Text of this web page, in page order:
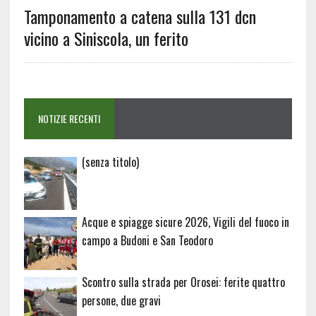
Tamponamento a catena sulla 131 dcn
vicino a Siniscola, un ferito
NOTIZIE RECENTI
(senza titolo)Articolo
Acque e spiagge sicure 2026, Vigili del fuoco in
campo a Budoni e San Teodoro
Scontro sulla strada per Orosei: ferite quattro
persone, due gravi